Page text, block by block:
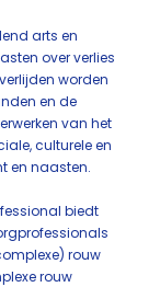
arts en
over verlies
worden
en de
van het
culturele en
en naasten.
biedt
rouw
rouw